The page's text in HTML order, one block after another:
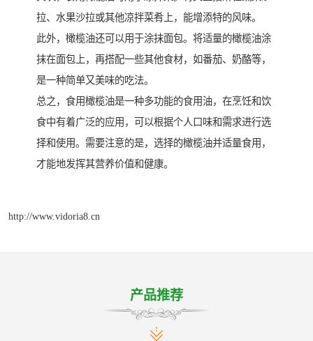
拉、水果沙拉或其他凉拌菜肴上，能增添特的风味。
此外，橄榄油还可以用于涂抹面包。将适量的橄榄油涂
抹在面包上，再搭配一些其他食材，如番茄、奶酪等，
是一种简单又美味的吃法。
总之，食用橄榄油是一种多功能的食用油，在烹饪和饮
食中有着广泛的应用，可以根据个人口味和需求进行选
择和使用。需要注意的是，选择的橄榄油并适量食用，
才能地发挥其营养价值和健康。
http://www.vidoria8.cn
产品推荐